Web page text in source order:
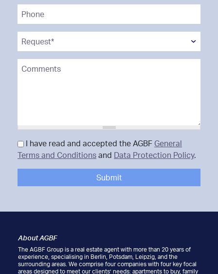
Phone
Request**
Comments
Data Protection*
I have read and accepted the AGBF General
Terms and Conditions and Data Protection Policy.
About AGBF
The AGBF Group is a real estate agent with more than 20 years of
experience, specialising in Berlin, Potsdam, Leipzig, and the
surrounding areas. We comprise four companies with four key focal
areas designed to meet our clients’ needs: apartments to buy, family